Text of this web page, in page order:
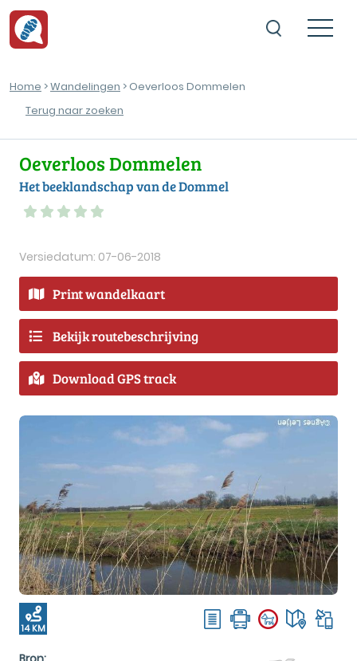
Home >Wandelingen > Oeverloos Dommelen
Terug naar zoeken
Oeverloos Dommelen
Het beeklandschap van de Dommel
Versiedatum: 07-06-2018
Print wandelkaart
Bekijk routebeschrijving
Download GPS track
14 KM